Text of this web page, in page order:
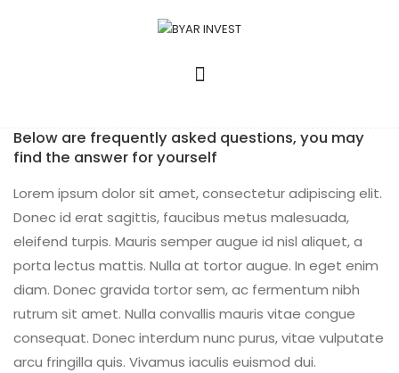
Below are frequently asked questions, you may
find the answer for yourself
Lorem ipsum dolor sit amet, consectetur adipiscing elit.
Donec id erat sagittis, faucibus metus malesuada,
eleifend turpis. Mauris semper augue id nisl aliquet, a
porta lectus mattis. Nulla at tortor augue. In eget enim
diam. Donec gravida tortor sem, ac fermentum nibh
rutrum sit amet. Nulla convallis mauris vitae congue
consequat. Donec interdum nunc purus, vitae vulputate
arcu fringilla quis. Vivamus iaculis euismod dui.